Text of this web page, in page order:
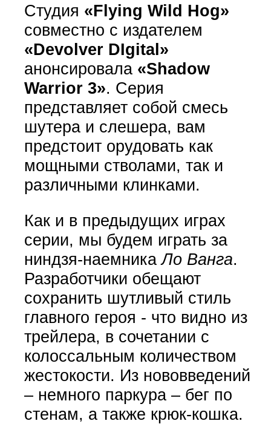
Студия «Flying Wild Hog»
совместно с издателем
«Devolver DIgital»
анонсировала «Shadow
Warrior 3». Серия
представляет собой смесь
шутера и слешера, вам
предстоит орудовать как
мощными стволами, так и
различными клинками.
Как и в предыдущих играх
серии, мы будем играть за
ниндзя-наемникаЛо Ванга.
Разработчики обещают
сохранить шутливый стиль
главного героя - что видно из
трейлера, в сочетании с
колоссальным количеством
жестокости. Из нововведений
– немного паркура – бег по
стенам, а также крюк-кошка.